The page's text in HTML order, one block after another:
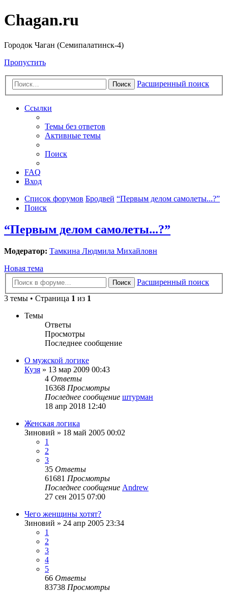
Chagan.ru
Городок Чаган (Семипалатинск-4)
Пропустить
Поиск Расширенный поиск
Ссылки
Темы без ответов
Активные темы
Поиск
FAQ
Вход
Список форумов Бродвей “Первым делом самолеты...?”
Поиск
“Первым делом самолеты...?”
Модератор: Тамкина Людмила Михайловн
Новая тема
Поиск
Расширенный поиск
3 темы • Страница 1 из 1
Темы
Ответы
Просмотры
Последнее сообщение
О мужской логике
Кузя » 13 мар 2009 00:43
4 Ответы
16368 Просмотры
Последнее сообщение штурман
18 апр 2018 12:40
Женская логика
Зиновий » 18 май 2005 00:02
1
2
3
35 Ответы
61681 Просмотры
Последнее сообщение Andrew
27 сен 2015 07:00
Чего женщины хотят?
Зиновий » 24 апр 2005 23:34
1
2
3
4
5
66 Ответы
83738 Просмотры